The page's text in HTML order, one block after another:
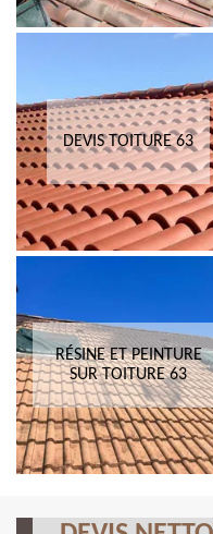
DEVIS TOITURE 63
RÉSINE ET PEINTURE
SUR TOITURE 63